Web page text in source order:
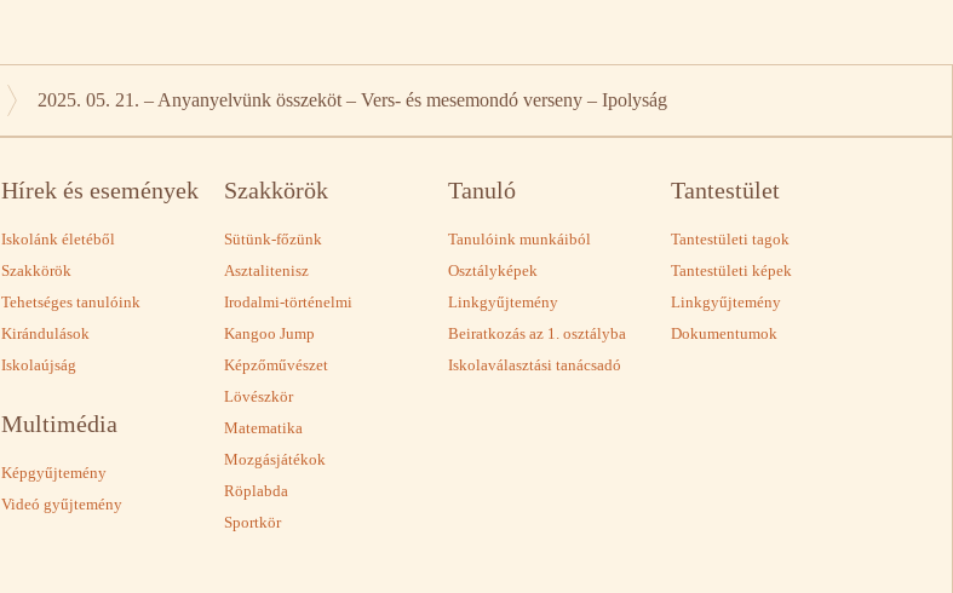
2025. 05. 21. – Anyanyelvünk összeköt – Vers- és mesemondó verseny – Ipolyság
Hírek és események
Iskolánk életéből
Szakkörök
Tehetséges tanulóink
Kirándulások
Iskolaújság
Multimédia
Képgyűjtemény
Videó gyűjtemény
Szakkörök
Sütünk-főzünk
Asztalitenisz
Irodalmi-történelmi
Kangoo Jump
Képzőművészet
Lövészkör
Matematika
Mozgásjátékok
Röplabda
Sportkör
Tanuló
Tanulóink munkáiból
Osztályképek
Linkgyűjtemény
Beiratkozás az 1. osztályba
Iskolaválasztási tanácsadó
Tantestület
Tantestületi tagok
Tantestületi képek
Linkgyűjtemény
Dokumentumok